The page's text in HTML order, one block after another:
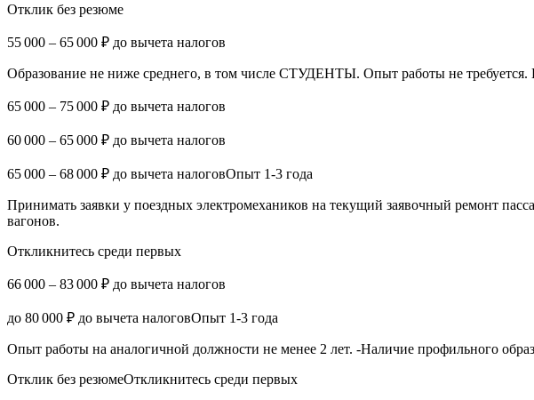
Отклик без резюме
55 000 – 65 000 ₽ до вычета налогов
Образование не ниже среднего, в том числе СТУДЕНТЫ. Опыт работы не требуется.
65 000 – 75 000 ₽ до вычета налогов
60 000 – 65 000 ₽ до вычета налогов
65 000 – 68 000 ₽ до вычета налоговОпыт 1-3 года
Принимать заявки у поездных электромехаников на текущий заявочный ремонт
вагонов.
Откликнитесь среди первых
66 000 – 83 000 ₽ до вычета налогов
до 80 000 ₽ до вычета налоговОпыт 1-3 года
Опыт работы на аналогичной должности не менее 2 лет. -Наличие профильного
Отклик без резюмеОткликнитесь среди первых